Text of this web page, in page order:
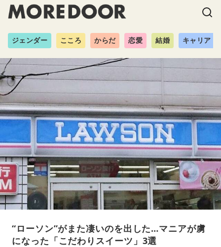
ジェンダー こころ からだ 恋愛 結婚 キャリア
“ローソン”がまた凄いのを出した…マニアが虜
になった「こだわりスイーツ」3選